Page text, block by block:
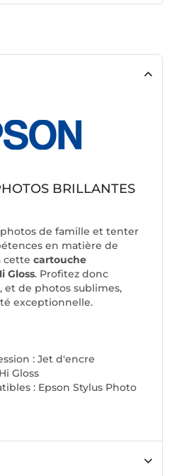
BRILLANTES
de famille et tenter
en matière de
cette cartouche
Gloss. Profitez donc
et de photos sublimes,
exceptionnelle.
: Jet d'encre
Gloss
: Epson Stylus Photo